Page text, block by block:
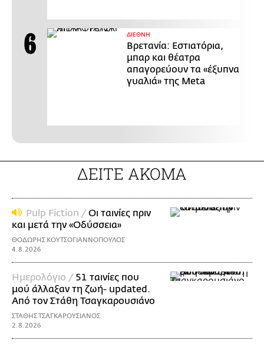
ΔΙΕΘΝΗ
Βρετανία: Εστιατόρια,
μπαρ και θέατρα
απαγορεύουν τα «έξυπνα
γυαλιά» της Meta
ΔΕΙΤΕ ΑΚΟΜΑ
Pulp Fiction /Οι ταινίες πριν
και μετά την «Οδύσσεια»
ΘΟΔΩΡΗΣ ΚΟΥΤΣΟΓΙΑΝΝΟΠΟΥΛΟΣ
4.8.2026
Ημερολόγιο / 51 ταινίες που
μού άλλαξαν τη ζωή- updated.
Aπό τον Στάθη Τσαγκαρουσιάνο
ΣΤΑΘΗΣ ΤΣΑΓΚΑΡΟΥΣΙΑΝΟΣ
2.8.2026